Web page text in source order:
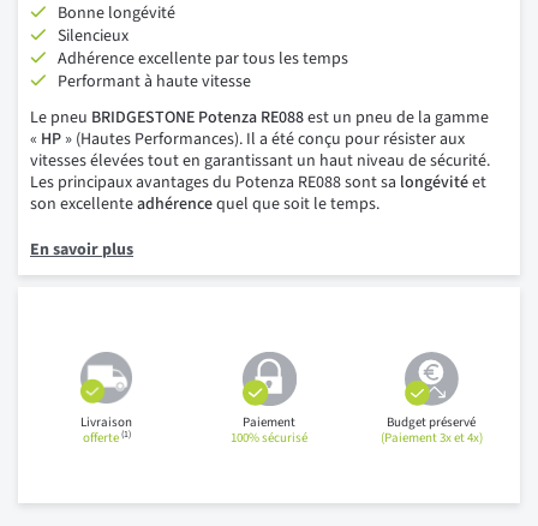
Bonne longévité
Silencieux
Adhérence excellente par tous les temps
Performant à haute vitesse
Le pneu BRIDGESTONE Potenza RE088est un pneu de la gamme
« HP » (Hautes Performances). Il a été conçu pour résister aux
vitesses élevées tout en garantissant un haut niveau de sécurité.
Les principaux avantages du Potenza RE088 sont sa longévitéet
son excellenteadhérencequel que soit le temps.
En savoir plus
Livraison
offerte(1)
Paiement
100% sécurisé
Budget préservé
(Paiement 3x et 4x)